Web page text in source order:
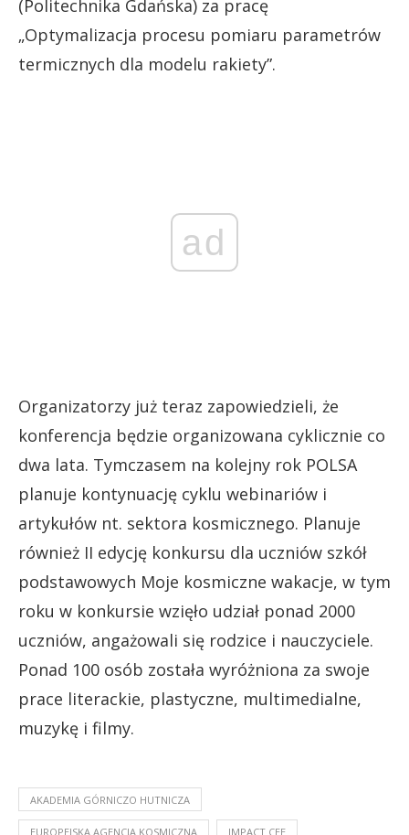
(Politechnika Gdańska) za pracę
„Optymalizacja procesu pomiaru parametrów
termicznych dla modelu rakiety”.
ad
Organizatorzy już teraz zapowiedzieli, że
konferencja będzie organizowana cyklicznie co
dwa lata. Tymczasem na kolejny rok POLSA
planuje kontynuację cyklu webinariów i
artykułów nt. sektora kosmicznego. Planuje
również II edycję konkursu dla uczniów szkół
podstawowych Moje kosmiczne wakacje, w tym
roku w konkursie wzięło udział ponad 2000
uczniów, angażowali się rodzice i nauczyciele.
Ponad 100 osób została wyróżniona za swoje
prace literackie, plastyczne, multimedialne,
muzykę i filmy.
AKADEMIA GÓRNICZO HUTNICZA
EUROPEJSKA AGENCJA KOSMICZNA IMPACT CEE